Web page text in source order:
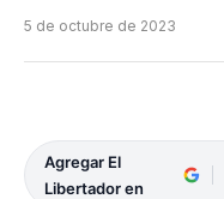
5 de octubre de 2023
Agregar El
Libertador en